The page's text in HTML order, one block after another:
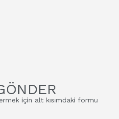
için alt kısımdaki formu